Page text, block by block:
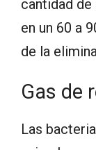
cantidad
en un 60 a
de la
Gas de
Las